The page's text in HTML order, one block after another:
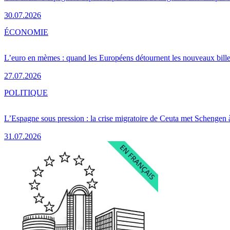
30.07.2026
L’euro en mèmes : quand les Européens détournent les nouveaux
27.07.2026
ÉCONOMIE
L’Espagne sous pression : la crise migratoire de Ceuta met Schengen
31.07.2026
POLITIQUE